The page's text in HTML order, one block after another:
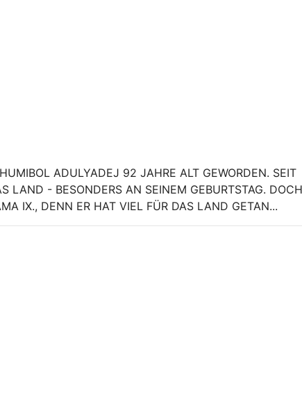
ADULYADEJ 92 JAHRE ALT GEWORDEN. SEIT
LAND - BESONDERS AN SEINEM GEBURTSTAG.
IX., DENN ER HAT VIEL FÜR DAS LAND GETAN...